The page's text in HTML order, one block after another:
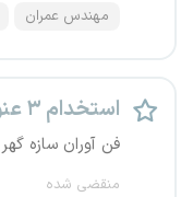
مهندس عمران
استخدام ۳ عنوان شغلی
فن آوران سازه گهر
منقضی شده